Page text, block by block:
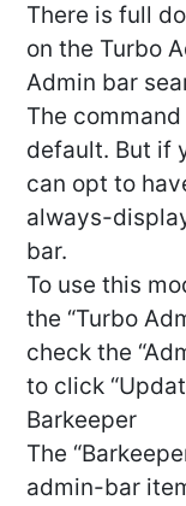
There is full
on the Turbo
Admin bar
The
default. But if
can opt to
always-
bar.
To use this
the “Turbo
check the
to click
Barkeeper
The
admin-bar